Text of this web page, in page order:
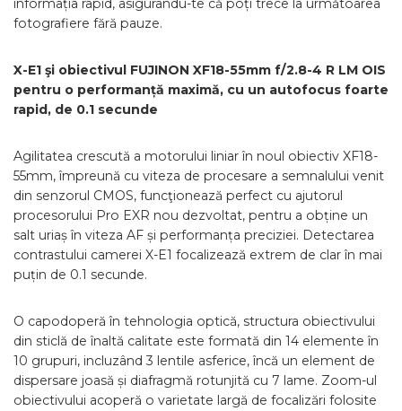
informația rapid, asigurându-te că poți trece la următoarea
fotografiere fără pauze.
X-E1 şi obiectivul FUJINON XF18-55mm f/2.8-4 R LM OIS
pentru o performanță maximă, cu un autofocus foarte
rapid, de 0.1 secunde
Agilitatea crescută a motorului liniar în noul obiectiv XF18-
55mm, împreună cu viteza de procesare a semnalului venit
din senzorul CMOS, funcţionează perfect cu ajutorul
procesorului Pro EXR nou dezvoltat, pentru a obține un
salt uriaș în viteza AF și performanța preciziei. Detectarea
contrastului camerei X-E1 focalizează extrem de clar în mai
puțin de 0.1 secunde.
O capodoperă în tehnologia optică, structura obiectivului
din sticlă de înaltă calitate este formată din 14 elemente în
10 grupuri, incluzând 3 lentile asferice, încă un element de
dispersare joasă și diafragmă rotunjită cu 7 lame. Zoom-ul
obiectivului acoperă o varietate largă de focalizări folosite